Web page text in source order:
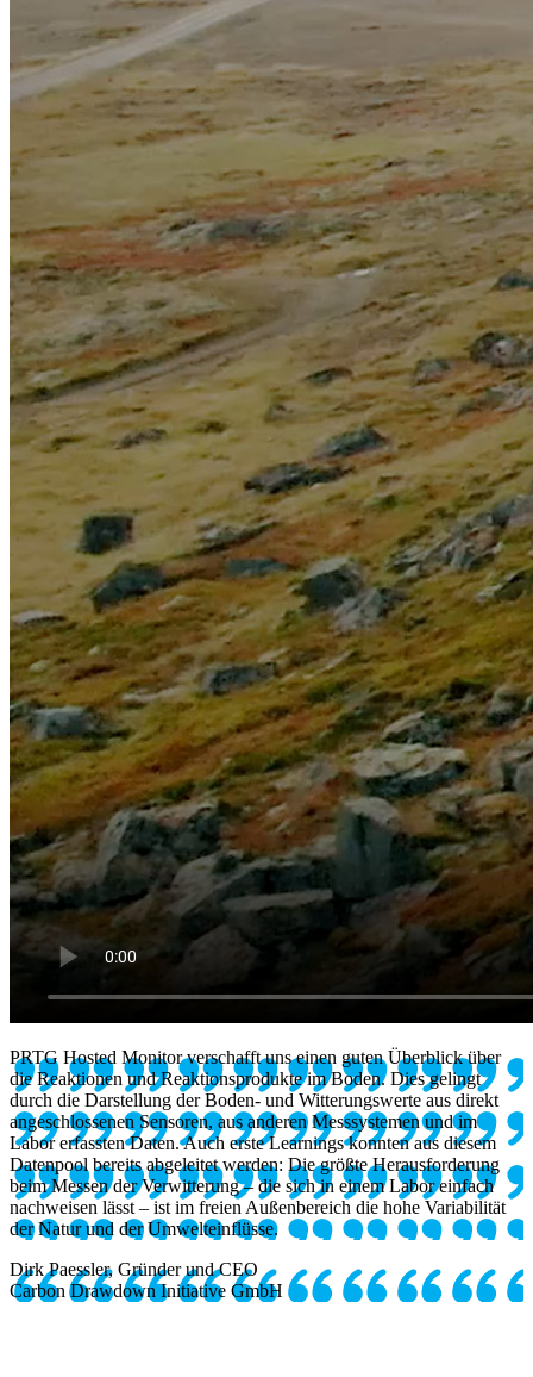
PRTG Hosted Monitor verschafft uns einen guten Überblick über
die Reaktionen und Reaktionsprodukte im Boden. Dies gelingt
durch die Darstellung der Boden- und Witterungswerte aus direkt
angeschlossenen Sensoren, aus anderen Messsystemen und im
Labor erfassten Daten. Auch erste Learnings konnten aus diesem
Datenpool bereits abgeleitet werden: Die größte Herausforderung
beim Messen der Verwitterung – die sich in einem Labor einfach
nachweisen lässt – ist im freien Außenbereich die hohe Variabilität
der Natur und der Umwelteinflüsse.
Dirk Paessler, Gründer und CEO
Carbon Drawdown Initiative GmbH